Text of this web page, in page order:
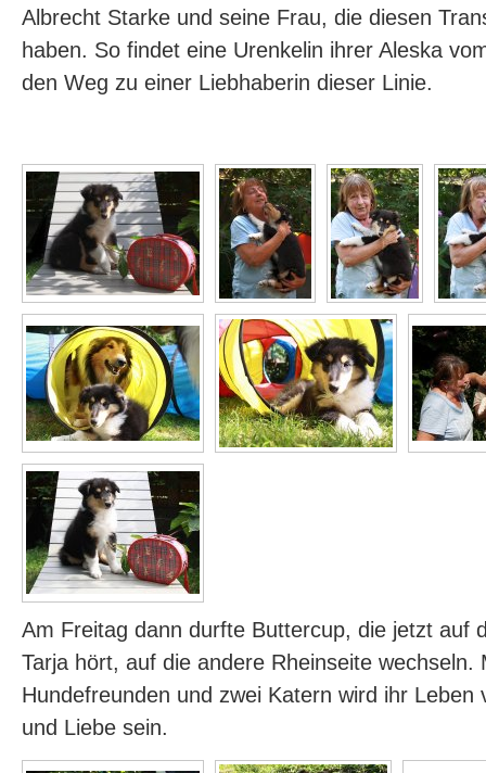
Albrecht Starke und seine Frau, die diesen
haben. So findet eine Urenkelin ihrer Aleska
den Weg zu einer Liebhaberin dieser Linie.
Am Freitag dann durfte Buttercup, die jetzt auf
Tarja hört, auf die andere Rheinseite wechseln.
Hundefreunden und zwei Katern wird ihr Leben
und Liebe sein.